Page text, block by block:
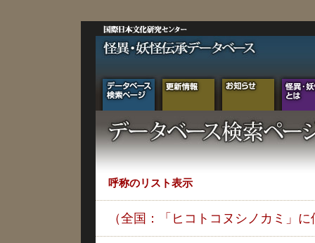
呼称のリスト表示
（全国：「ヒコトコヌシノカミ」